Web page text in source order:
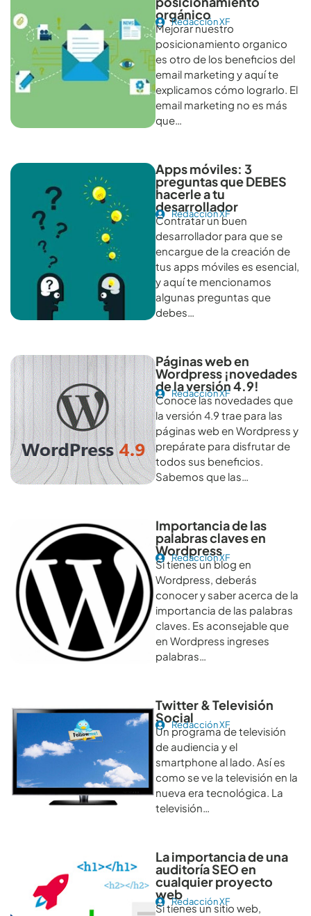
orgánico
Redacción XF
Mejorar nuestro
posicionamiento organico
es otro de los beneficios del
email marketing y aquí te
explicamos cómo lograrlo. El
email marketing no es más
que…
Apps móviles: 3
preguntas que DEBES
hacerle a tu
desarrollador
Redacción XF
Contratar un buen
desarrollador para que se
encargue de la creación de
tus apps móviles es esencial,
y aquí te mencionamos
algunas preguntas que
debes…
Páginas web en
Wordpress ¡novedades
de la versión 4.9!
Redacción XF
Conoce las novedades que
la versión 4.9 trae para las
páginas web en Wordpress y
prepárate para disfrutar de
todos sus beneficios.
Sabemos que las…
Importancia de las
palabras claves en
Wordpress
Redacción XF
Si tienes un blog en
Wordpress, deberás
conocer y saber acerca de la
importancia de las palabras
claves. Es aconsejable que
en Wordpress ingreses
palabras…
Twitter & Televisión
Social
Redacción XF
Un programa de televisión
de audiencia y el
smartphone al lado. Así es
como se ve la televisión en la
nueva era tecnológica. La
televisión…
La importancia de una
auditoría SEO en
cualquier proyecto
webRedacción XF
Si tienes un sitio web,